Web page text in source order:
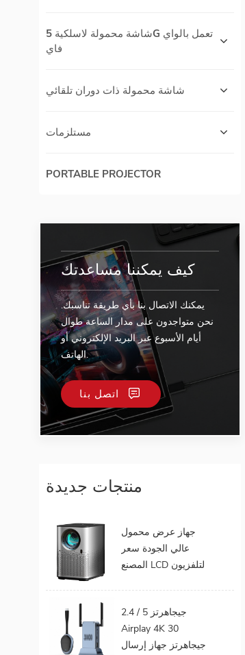
شاشة محمولة لاسلكية 5G تعمل بالواي
فاي
شاشة محمولة ذات دوران تلقائي
مستلزمات
PORTABLE PROJECTOR
كيف يمكننا مساعدتك
يمكنك الاتصال بنا بأي طريقة تناسبك.
نحن متواجدون على مدار الساعة طوال
أيام الأسبوع عبر البريد الإلكتروني أو
الهاتف.
اتصل بنا
منتجات جديدة
جهاز عرض محمول
عالي الجودة سعر
المصنع LCD لتلفزيون
جيجابايت 32 جيجابايت
واي فاي المسرح
المنزلي
2.4 / 5 جيجاهرتز
Airplay 4K 30
جيجاهرتز جهاز إرسال